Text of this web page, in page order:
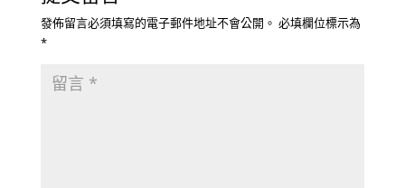
發佈留言必須填寫的電子郵件地址不會公開。 必填欄位標示為
*